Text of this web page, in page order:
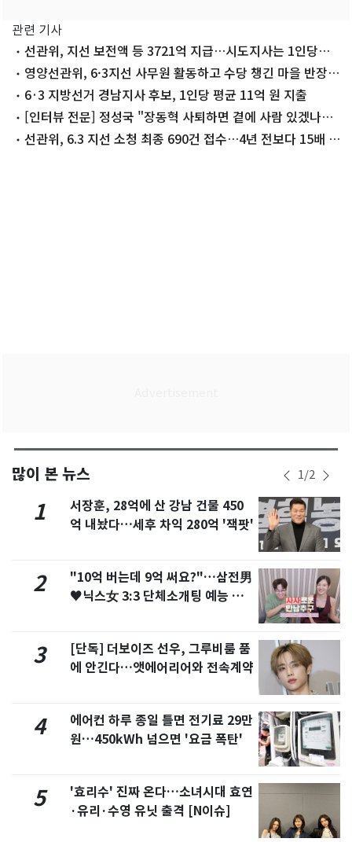
관련 기사
선관위, 지선 보전액 등 3721억 지급…시도지사는 1인당
13.6억
영양선관위, 6·3지선 사무원 활동하고 수당 챙긴 마을 반장
고발6·3 지방선거 경남지사 후보, 1인당 평균 11억 원 지출
[인터뷰 전문] 정성국 "장동혁 사퇴하면 곁에 사람 있겠나…
한동훈은 있었다"
선관위, 6.3 지선 소청 최종 690건 접수…4년 전보다 15배 폭
많이 본 뉴스 1/2
1
서장훈, 28억에 산 강남 건물 450
억 내놨다…세후 차익 280억 '잭팟'
2
"10억 버는데 9억 써요?"…삼전男
♥닉스女 3:3 단체소개팅 예능 화
3
[단독] 더보이즈 선우, 그루비룸 품
에 안긴다…앳에어리어와 전속계약
4
에어컨 하루 종일 틀면 전기료 29만
원…450kWh 넘으면 '요금 폭탄'
5
'효리수' 진짜 온다…소녀시대 효연
·유리·수영 유닛 출격 [N이슈]